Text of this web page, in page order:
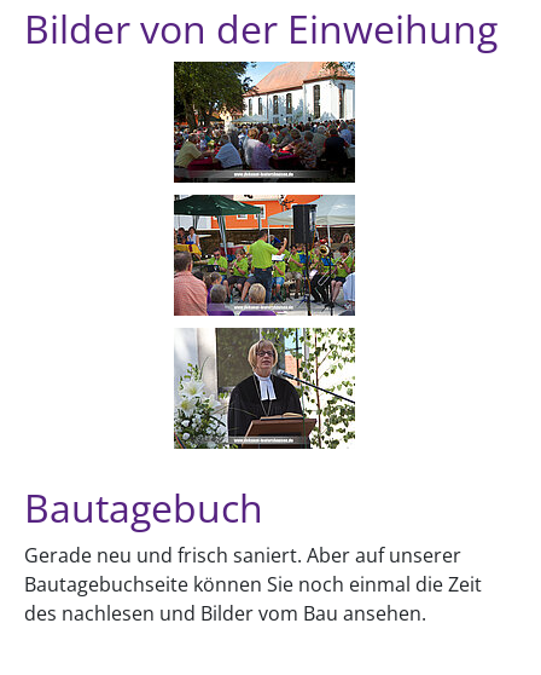
Bilder von der Einweihung
Bautagebuch
Gerade neu und frisch saniert. Aber auf unserer
Bautagebuchseite können Sie noch einmal die Zeit
des nachlesen und Bilder vom Bau ansehen.